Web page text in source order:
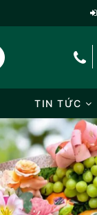
TIN TỨC